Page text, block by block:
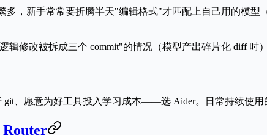
多，新手常常要折腾半天"编辑格式"才匹配上自己用的模型
辑修改被拆成三个 commit"的情况（模型产出碎片化 diff 时
、愿意为好工具投入学习成本——选 Aider。日常持续使用
Router